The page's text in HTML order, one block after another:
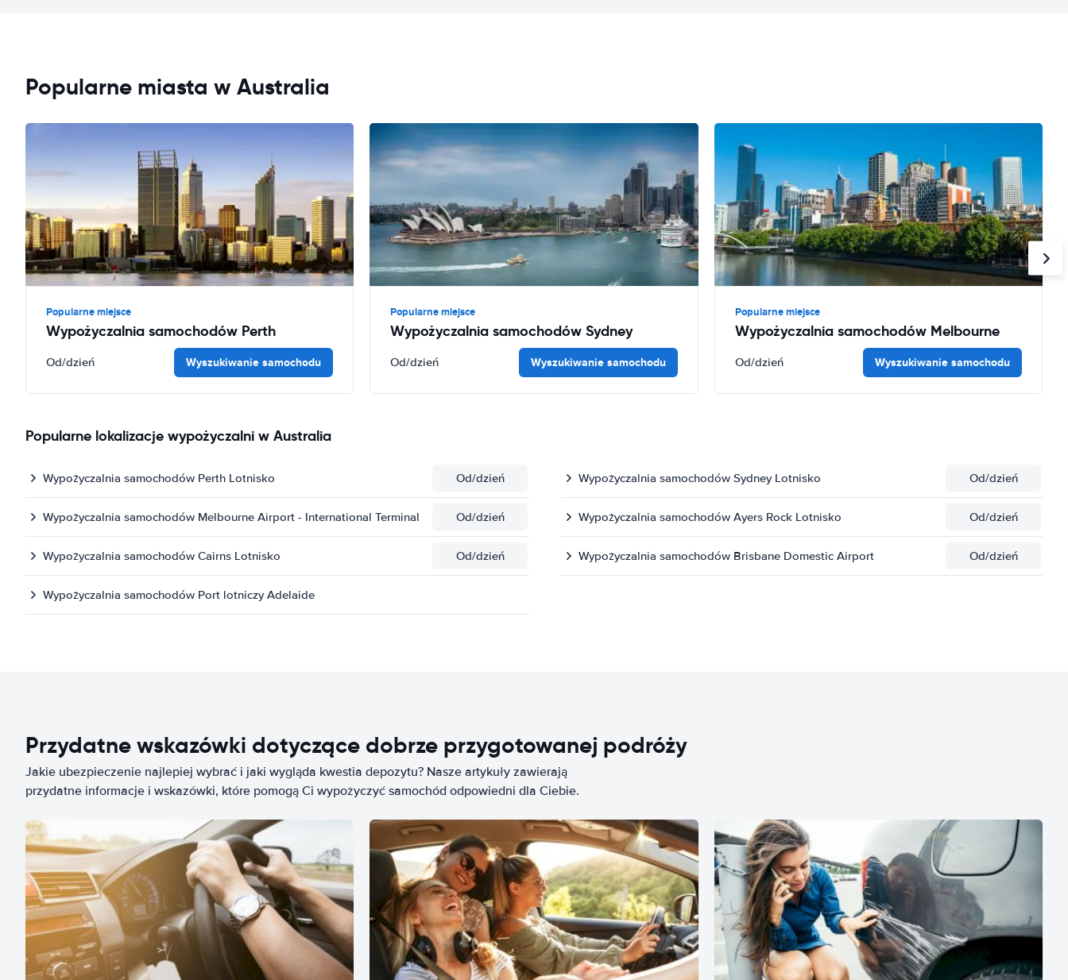
Popularne miasta w Australia
Popularne miejsce
Wypożyczalnia samochodów Perth
Od/dzień Wyszukiwanie samochodu
Popularne miejsce
Wypożyczalnia samochodów Sydney
Od/dzień Wyszukiwanie samochodu
Popularne miejsce
Wypożyczalnia samochodów Melbourne
Od/dzień Wyszukiwanie samochodu
Popularne lokalizacje wypożyczalni w Australia
Wypożyczalnia samochodów Perth Lotnisko Od/dzień Wypożyczalnia samochodów Sydney Lotnisko Od/dzień
Wypożyczalnia samochodów Melbourne Airport - International Terminal Od/dzień Wypożyczalnia samochodów Ayers Rock Lotnisko Od/dzień
Wypożyczalnia samochodów Cairns Lotnisko Od/dzień Wypożyczalnia samochodów Brisbane Domestic Airport Od/dzień
Wypożyczalnia samochodów Port lotniczy Adelaide
Przydatne wskazówki dotyczące dobrze przygotowanej podróży
Jakie ubezpieczenie najlepiej wybrać i jaki wygląda kwestia depozytu? Nasze artykuły zawierają
przydatne informacje i wskazówki, które pomogą Ci wypożyczyć samochód odpowiedni dla Ciebie.